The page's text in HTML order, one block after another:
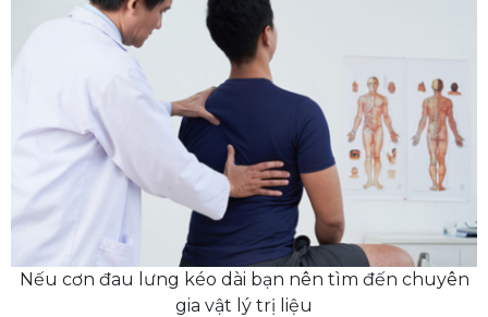
Nếu cơn đau lưng kéo dài bạn nên tìm đến chuyên
gia vật lý trị liệu